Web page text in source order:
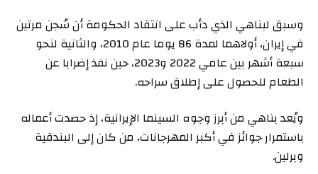
وسبق لبناهي الذي دأب على انتقاد الحكومة أن سُجن مرتين
في إيران، أولاهما لمدة 86 يوما عام 2010، والثانية لنحو
سبعة أشهر بين عامي 2022 و2023، حين نفذ إضرابا عن
الطعام للحصول على إطلاق سراحه.
ويُعد بناهي من أبرز وجوه السينما الإيرانية، إذ حصدت أعماله
باستمرار جوائز في أكبر المهرجانات، من كان إلى البندقية
وبرلين.